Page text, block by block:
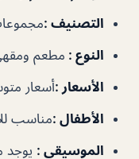
التصنيف :
النوع : مطعم
الأسعار :أسعار
الأطفال :مناسب
الموسيقى : يوجد